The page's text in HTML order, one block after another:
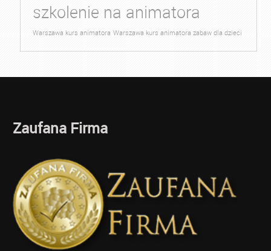
szkolenie na animatora
Warszawa kurs animatora Warszawa kurs animatora zabaw dla dzieci
Zaufana Firma